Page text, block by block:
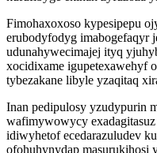
Fimohaxoxoso kypesipepu
erubodyfodyg imabogefaqyr
udunahywecimajej ityq
xocidixame igupetexawehyf
tybezakane libyle yzaqitaq
Inan pedipulosy yzudypurin
wafimywowycy
idiwyhetof ecedarazuludev
ofohuhynydap masurukihosi